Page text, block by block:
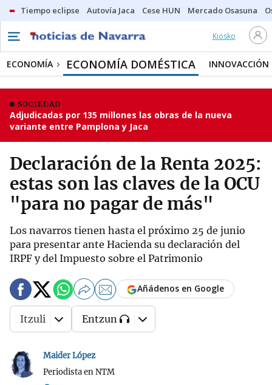
Tiempo eclipse Autovía Jaca Cese HUN Mercado Osasuna
Kiosko
ECONOMÍA ECONOMÍA DOMÉSTICA INNOVACCIÓN
SOCIEDAD
Adjudicadas por 135 millones las obras de la nueva
variante entre Pamplona y Jaca
Declaración de la Renta 2025:
estas son las claves de la OCU
"para no pagar de más"
Los navarros tienen hasta el próximo 25 de junio
para presentar ante Hacienda su declaración del
IRPF y del Impuesto sobre el Patrimonio
Maider López
Periodista en NTM
Añádenos en Google
Itzuli Entzun